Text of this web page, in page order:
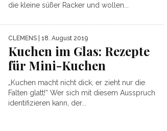
die kleine süßer Racker und wollen...
CLEMENS | 18. August 2019
Kuchen im Glas: Rezepte
für Mini-Kuchen
„Kuchen macht nicht dick, er zieht nur die
Falten glatt!“ Wer sich mit diesem Ausspruch
identifizieren kann, der...